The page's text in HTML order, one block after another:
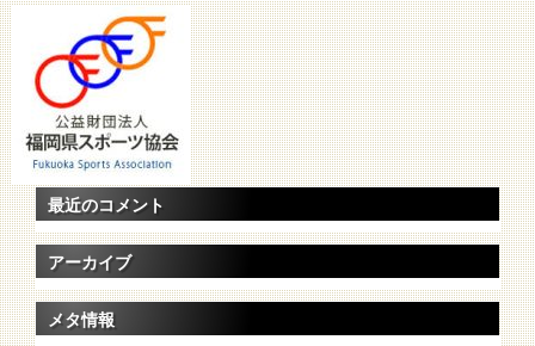
最近のコメント
アーカイブ
メタ情報